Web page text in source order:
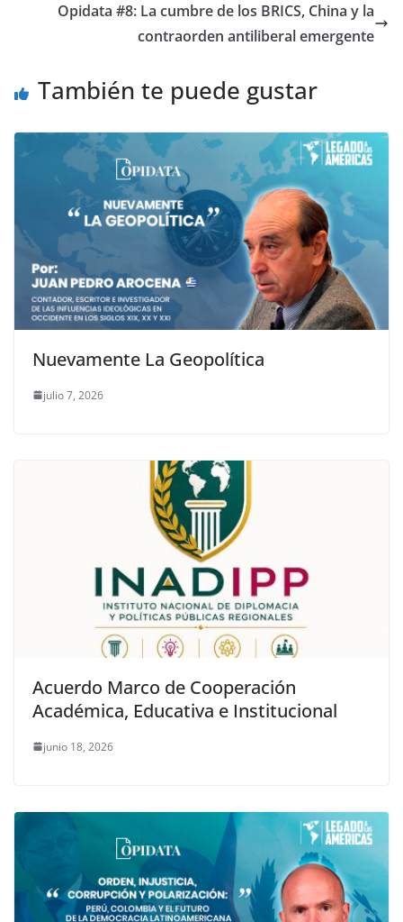
Opidata #8: La cumbre de los BRICS, China y la
contraorden antiliberal emergente
También te puede gustar
Nuevamente La Geopolítica
julio 7, 2026
Acuerdo Marco de Cooperación
Académica, Educativa e Institucional
junio 18, 2026